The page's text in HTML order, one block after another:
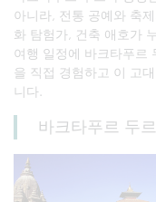
아니라, 전통 공예와 축
화 탐험가, 건축 애호가
여행 일정에 바크타푸르
을 직접 경험하고 이 고
니다.
바크타푸르 두